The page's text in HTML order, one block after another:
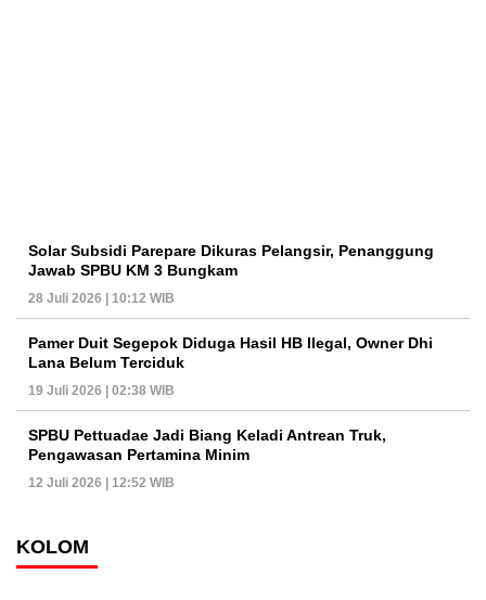
Solar Subsidi Parepare Dikuras Pelangsir, Penanggung
Jawab SPBU KM 3 Bungkam
28 Juli 2026 | 10:12 WIB
Pamer Duit Segepok Diduga Hasil HB Ilegal, Owner Dhi
Lana Belum Terciduk
19 Juli 2026 | 02:38 WIB
SPBU Pettuadae Jadi Biang Keladi Antrean Truk,
Pengawasan Pertamina Minim
12 Juli 2026 | 12:52 WIB
KOLOM